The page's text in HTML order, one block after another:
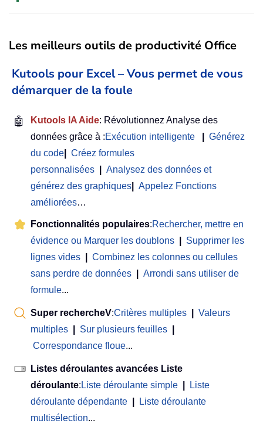
Les meilleurs outils de productivité Office
Kutools pour Excel – Vous permet de vous
démarquer de la foule
🤖 Kutools IA Aide: Révolutionnez Analyse des
données grâce à :Exécution intelligente
Générez
du code
Créez formules
personnalisées
Analysez des données et
générez des graphiques
Appelez Fonctions
améliorées…
Fonctionnalités populaires:Rechercher, mettre en
évidence ou Marquer les doublons
Supprimer les
lignes vides
Combinez les colonnes ou cellules
sans perdre de données
Arrondi sans utiliser de
formule...
Super rechercheV:Critères multiples
Valeurs
multiples
Sur plusieurs feuilles
Correspondance floue...
Listes déroulantes avancées Liste
déroulante: Liste déroulante simple
Liste
déroulante dépendante
Liste déroulante
multisélection...